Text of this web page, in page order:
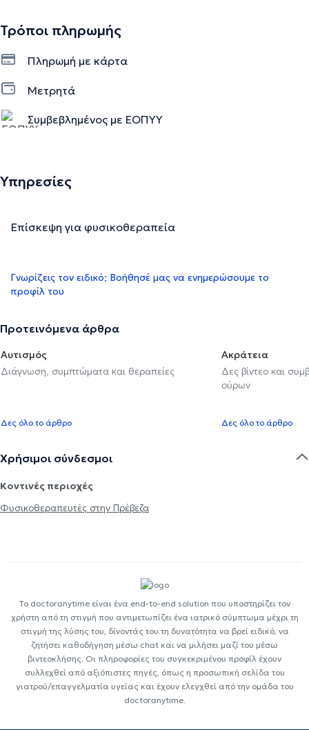
Τρόποι πληρωμής
Πληρωμή με κάρτα
Μετρητά
Συμβεβλημένος με ΕΟΠΥΥ
Υπηρεσίες
Επίσκεψη για φυσικοθεραπεία
Γνωρίζεις τον ειδικό; Βοήθησέ μας να ενημερώσουμε το
προφίλ του
Προτεινόμενα άρθρα
Αυτισμός
Διάγνωση, συμπτώματα και θεραπείες
Δες όλο το άρθρο
Ακράτεια
Δες βίντεο και
ούρων
Δες όλο το άρθρο
Χρήσιμοι σύνδεσμοι
Κοντινές περιοχές
Φυσικοθεραπευτές στην Πρέβεζα
Το doctoranytime είναι ένα end-to-end solution που υποστηρίζει τον
χρήστη από τη στιγμή που αντιμετωπίζει ένα ιατρικό σύμπτωμα μέχρι τη
στιγμή της λύσης του, δίνοντάς του τη δυνατότητα να βρεί ειδικό, να
ζητήσει καθοδήγηση μέσω chat και να μιλήσει μαζί του μέσω
βιντεοκλήσης. Οι πληροφορίες του συγκεκριμένου προφίλ έχουν
συλλεχθεί από αξιόπιστες πηγές, όπως η προσωπική σελίδα του
γιατρού/επαγγελματία υγείας και έχουν ελεγχθεί από την ομάδα του
doctoranytime.